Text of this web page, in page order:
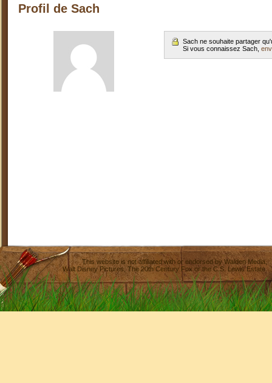
Profil de Sach
Sach ne souhaite partager
Si vous connaissez Sach,
This website is not affiliated with or endorsed byWalden Media
Walt Disney Pictures,The 20th Century Fox or the C.S. Lewis Estate.